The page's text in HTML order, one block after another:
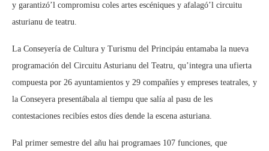
y garantizó’l compromisu coles artes escéniques y afalagó’l circuitu
asturianu de teatru.
La Conseyería de Cultura y Turismu del Principáu entamaba la nueva
programación del Circuitu Asturianu del Teatru, qu’integra una ufierta
compuesta por 26 ayuntamientos y 29 compañíes y empreses teatrales, y
la Conseyera presentábala al tiempu que salía al pasu de les
contestaciones recibíes estos díes dende la escena asturiana.
Pal primer semestre del añu hai programaes 107 funciones, que